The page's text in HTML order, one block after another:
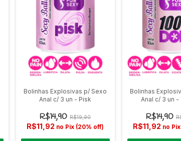
Bolinhas Explosivas p/ Sexo
Anal c/ 3 un - Pisk
R$14,90 R$19,90
R$11,92 no Pix (20% off)
Bolinhas
Anal c/ 3 un -
R$14,90
R$11,92 no